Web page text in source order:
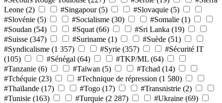
Leone (2) #Singapour (5) #Slovaquie (5)
#Slovénie (5) #Socialisme (30) #Somalie (1)
#Soudan (54) #Squat (66) #Sri Lanka (19)
#Suisse (347) #Suriname (1) #Suède (51)
#Syndicalisme (1 357) #Syrie (357)
#Sécurité IT
(105)
#Sénégal (64) #TKP/ML (64)
#Tanzanie (6) #Taïwan (5) #Tchad (14)
#Tchéquie (23) #Technique de répression (1 580)
#Thaïlande (17) #Togo (17) #Transnistrie (2)
#Tunisie (163) #Turquie (2 287) #Ukraine (69)